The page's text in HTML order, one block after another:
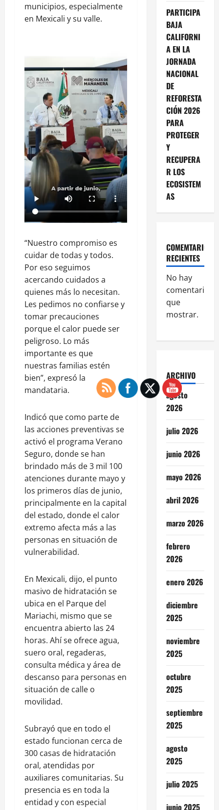
municipios, especialmente
en Mexicali y su valle.
“Nuestro compromiso es
cuidar de todas y todos.
Por eso seguimos
acercando cuidados a
quienes más lo necesitan.
Les pedimos no confiarse y
tomar precauciones
porque el calor puede ser
peligroso. Lo más
importante es que
nuestras familias estén
bien”, expresó la
mandataria.
Indicó que como parte de
las acciones preventivas se
activó el programa Verano
Seguro, donde se han
brindado más de 3 mil 100
atenciones durante mayo y
los primeros días de junio,
principalmente en la capital
del estado, donde el calor
extremo afecta más a las
personas en situación de
vulnerabilidad.
En Mexicali, dijo, el punto
masivo de hidratación se
ubica en el Parque del
Mariachi, mismo que se
encuentra abierto las 24
horas. Ahí se ofrece agua,
suero oral, regaderas,
consulta médica y área de
descanso para personas en
situación de calle o
movilidad.
Subrayó que en todo el
estado funcionan cerca de
300 casas de hidratación
oral, atendidas por
auxiliares comunitarias. Su
presencia es en toda la
entidad y con especial
PARTICIPA
BAJA
CALIFORNI
A EN LA
JORNADA
NACIONAL
DE
REFORESTA
CIÓN 2026
PARA
PROTEGER
Y
RECUPERA
R LOS
ECOSISTEM
AS
COMEMTARIOS
RECIENTES
No hay
comentarios
que
mostrar.
ARCHIVO
agosto
2026
julio 2026
junio 2026
mayo 2026
abril 2026
marzo 2026
febrero
2026
enero 2026
diciembre
2025
noviembre
2025
octubre
2025
septiembre
2025
agosto
2025
julio 2025
junio 2025